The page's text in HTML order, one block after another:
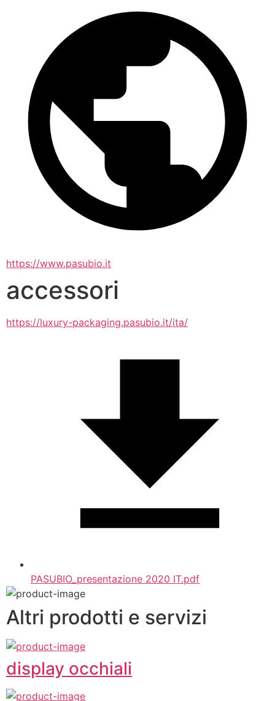
https://www.pasubio.it
accessori
https://luxury-packaging.pasubio.it/ita/
PASUBIO_presentazione 2020 IT.pdf
Altri prodotti e servizi
display occhiali